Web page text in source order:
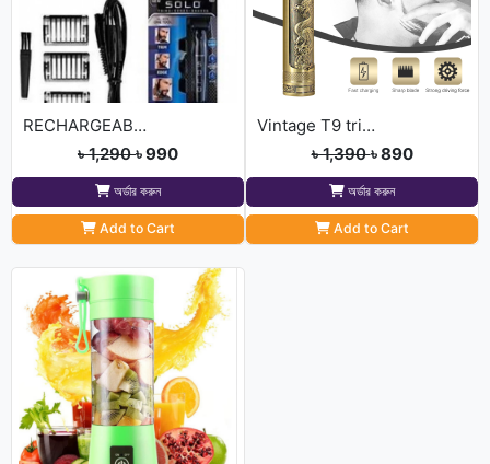
RECHARGEABLE TRIMER [রিচার্জেবল ট্রিমার]
৳ 1,290৳ 990
অর্ডার করুন
Add to Cart
Vintage T9 trimmer
৳ 1,390৳ 890
অর্ডার করুন
Add to Cart